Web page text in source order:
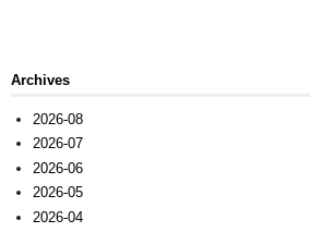
Archives
2026-08
2026-07
2026-06
2026-05
2026-04